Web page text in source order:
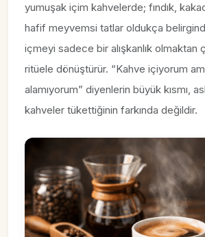
yumuşak içim kahvelerde; fındık,
hafif meyvemsi tatlar oldukça
içmeyi sadece bir alışkanlık olmaktan
ritüele dönüştürür. “Kahve içiyorum
alamıyorum” diyenlerin büyük kısmı,
kahveler tükettiğinin farkında değildir.